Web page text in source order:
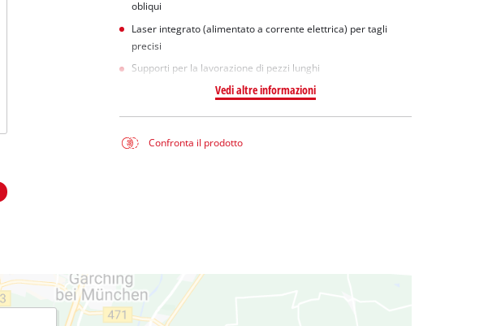
obliqui
Laser integrato (alimentato a corrente elettrica) per tagli
precisi
Supporti per la lavorazione di pezzi lunghi
Vedi altre informazioni
Confronta il prodotto